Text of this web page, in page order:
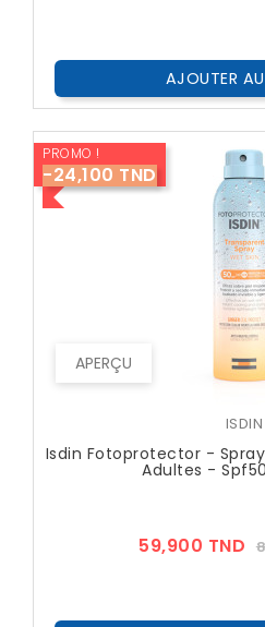
AJOUTER
APERÇU
PROMO !
-24,100 TND
ISDIN
Isdin Fotoprotector -
Adultes -
59,900 TND